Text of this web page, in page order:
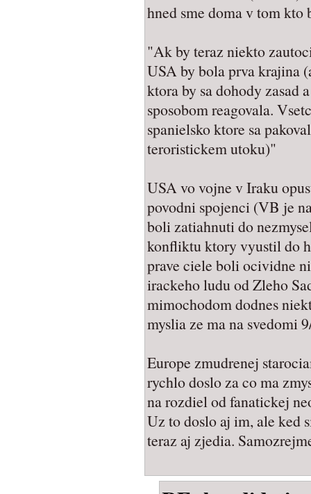
hned sme doma v tom
"Ak by teraz niekto
USA by bola prva krajina
ktora by sa dohody zasad
sposobom reagovala.
spanielsko ktore sa
teroristickem utoku)"
USA vo vojne v Iraku
povodni spojenci (VB je
boli zatiahnuti do
konfliktu ktory vyustil do
prave ciele boli ocividne
irackeho ludu od Zleho
mimochodom dodnes
myslia ze ma na svedomi
Europe zmudrenej
rychlo doslo za co ma
na rozdiel od fanatickej
Uz to doslo aj im, ale ked
teraz aj zjedia.